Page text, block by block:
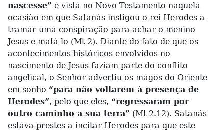
nascesse” é vista no Novo Testamento naquela
ocasião em que Satanás instigou o rei Herodes a
tramar uma conspiração para achar o menino
Jesus e matá-lo (Mt 2). Diante do fato de que os
acontecimentos históricos envolvidos no
nascimento de Jesus faziam parte do conflito
angelical, o Senhor advertiu os magos do Oriente
em sonho “para não voltarem à presença de
Herodes”, pelo que eles, “regressaram por
outro caminho a sua terra” (Mt 2.12). Satanás
estava prestes a incitar Herodes para que este